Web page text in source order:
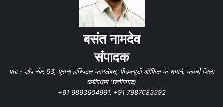
बसंत नामदेव
संपादक
पता - शॉप नंबर 63, पुराना हॉस्पिटल काम्प्लेक्स, पीडब्ल्यूडी ऑफिस के सामने, कवर्धा जिला
कबीरधाम (छत्तीसगढ़)
+91 9893604991, +91 7987683592